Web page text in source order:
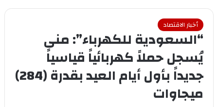
أخبار الاقتصاد
“السعودية للكهرباء”: منى
يُسجل حملاً كهربائياً قياسياً
جديداً بأول أيام العيد بقدرة (284)
ميجاوات